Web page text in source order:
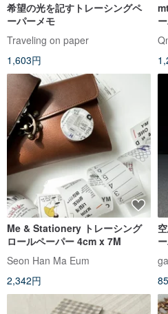
希望の光を記すトレーシングペ
ーパーメモ
Traveling on paper
1,603円
Me & Stationery トレーシング
ロールペーパー 4cm x 7M
Seon Han Ma Eum
2,342円